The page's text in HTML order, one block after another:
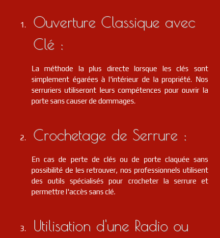
Ouverture Classique avec
Clé :
La méthode la plus directe lorsque les clés sont
simplement égarées à l'intérieur de la propriété. Nos
serruriers utiliseront leurs compétences pour ouvrir la
porte sans causer de dommages.
Crochetage de Serrure :
En cas de perte de clés ou de porte claquée sans
possibilité de les retrouver, nos professionnels utilisent
des outils spécialisés pour crocheter la serrure et
permettre l'accès sans clé.
Utilisation d'une Radio ou